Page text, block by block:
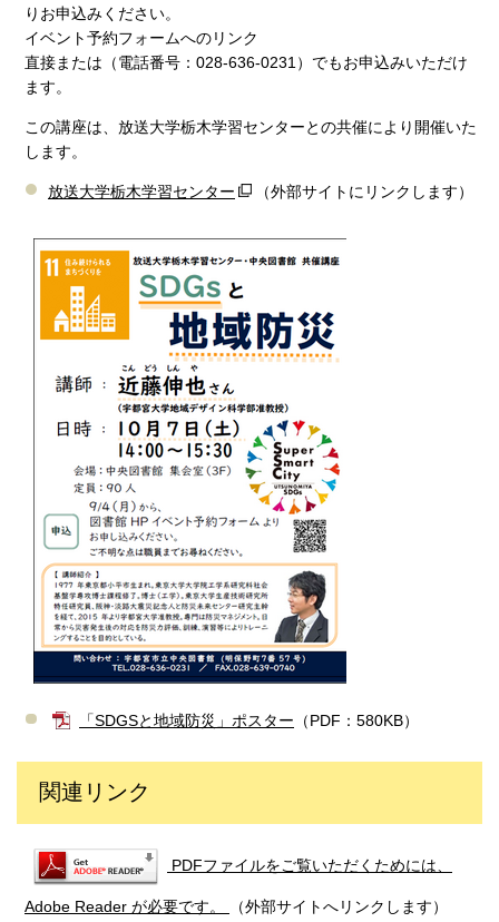
りお申込みください。
イベント予約フォームへのリンク
直接または（電話番号：028-636-0231）でもお申込みいただけ
ます。
この講座は、放送大学栃木学習センターとの共催により開催いた
します。
放送大学栃木学習センター （外部サイトにリンクします）
「SDGSと地域防災」ポスター （PDF：580KB）
関連リンク
PDFファイルをご覧いただくためには、
Adobe Reader が必要です。 （外部サイトへリンクします）